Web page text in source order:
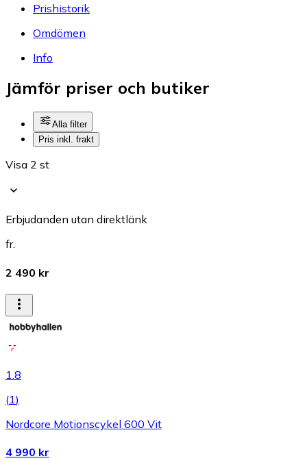
Prishistorik
Omdömen
Info
Jämför priser och butiker
Alla filter
Pris inkl. frakt
Visa 2 st
Erbjudanden utan direktlänk
fr.
2 490 kr
1.8
(1)
Nordcore Motionscykel 600 Vit
4 990 kr